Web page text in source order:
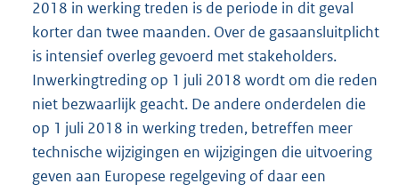
2018 in werking treden is de periode in dit geval
korter dan twee maanden. Over de gasaansluitplicht
is intensief overleg gevoerd met stakeholders.
Inwerkingtreding op 1 juli 2018 wordt om die reden
niet bezwaarlijk geacht. De andere onderdelen die
op 1 juli 2018 in werking treden, betreffen meer
technische wijzigingen en wijzigingen die uitvoering
geven aan Europese regelgeving of daar een